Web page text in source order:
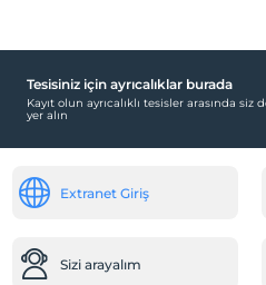
Mağazalar
Kuaför/Güzellik salonu
Çocuk
Tesisiniz için ayrıcalıklar burada
Kayıt olun ayrıcalıklı tesisler arasında siz
yer alın
Extranet Giriş
Sizi arayalım